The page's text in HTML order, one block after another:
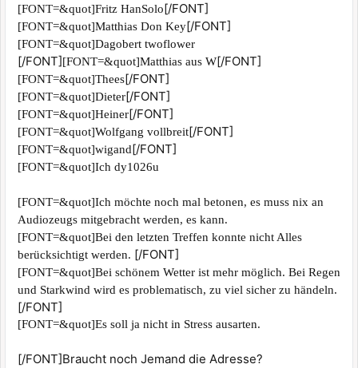
[FONT=&quot]Fritz HanSolo[/FONT]
[FONT=&quot]Matthias Don Key[/FONT]
[FONT=&quot]Dagobert twoflower
[/FONT][FONT=&quot]Matthias aus W[/FONT]
[FONT=&quot]Thees[/FONT]
[FONT=&quot]Dieter[/FONT]
[FONT=&quot]Heiner[/FONT]
[FONT=&quot]Wolfgang vollbreit[/FONT]
[FONT=&quot]wigand[/FONT]
[FONT=&quot]Ich dy1026u
[FONT=&quot]Ich möchte noch mal betonen, es muss nix an
Audiozeugs mitgebracht werden, es kann.
[FONT=&quot]Bei den letzten Treffen konnte nicht Alles
berücksichtigt werden. [/FONT]
[FONT=&quot]Bei schönem Wetter ist mehr möglich. Bei Regen
und Starkwind wird es problematisch, zu viel sicher zu händeln.
[/FONT]
[FONT=&quot]Es soll ja nicht in Stress ausarten.
[/FONT]Braucht noch Jemand die Adresse?